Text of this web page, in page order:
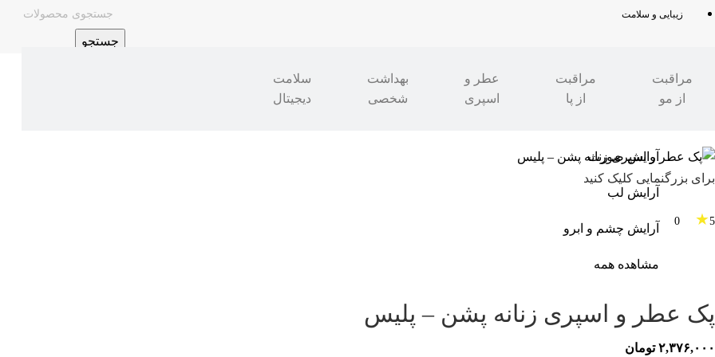
جستجو
زیبایی و سلامت
مراقبت
از مو
مراقبت
از پا
عطر و
اسپری
بهداشت
شخصی
سلامت
دیجیتال
آرایش صورت
آرایش لب
آرایش چشم و ابرو
مشاهده همه
مدرن شو» زیبایی و سلامت
برای بزرگنمایی کلیک کنید
5
★
پک عطر و اسپری زنانه پشن – پلیس
۲,۳۷۶,۰۰۰ تومان